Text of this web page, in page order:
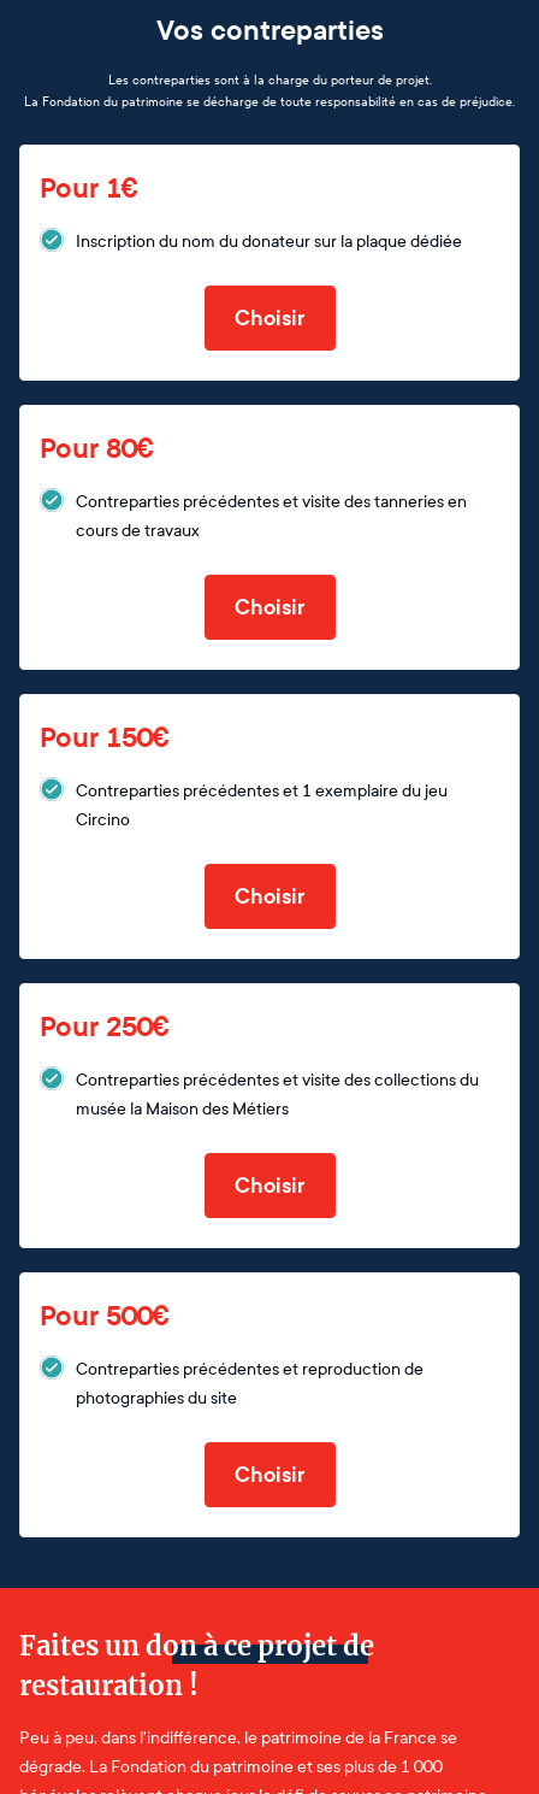
Vos contreparties
Les contreparties sont à la charge du porteur de projet.
La Fondation du patrimoine se décharge de toute responsabilité en cas de préjudice.
Pour 1€
Inscription du nom du donateur sur la plaque dédiée
Choisir
Pour 80€
Contreparties précédentes et visite des tanneries en
cours de travaux
Choisir
Pour 150€
Contreparties précédentes et 1 exemplaire du jeu
Circino
Choisir
Pour 250€
Contreparties précédentes et visite des collections du
musée la Maison des Métiers
Choisir
Pour 500€
Contreparties précédentes et reproduction de
photographies du site
Choisir
Faites un don à ce projet de
restauration !
Peu à peu, dans l'indifférence, le patrimoine de la France se
dégrade. La Fondation du patrimoine et ses plus de 1 000